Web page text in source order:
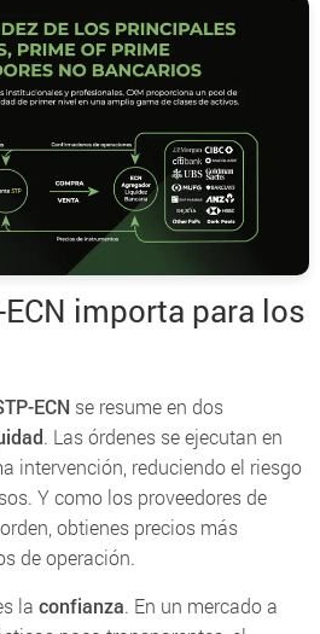
importa para los
ECN se resume en dos
. Las órdenes se ejecutan en
intervención, reduciendo el riesgo
Y como los proveedores de
obtienes precios más
de operación.
la confianza. En un mercado a